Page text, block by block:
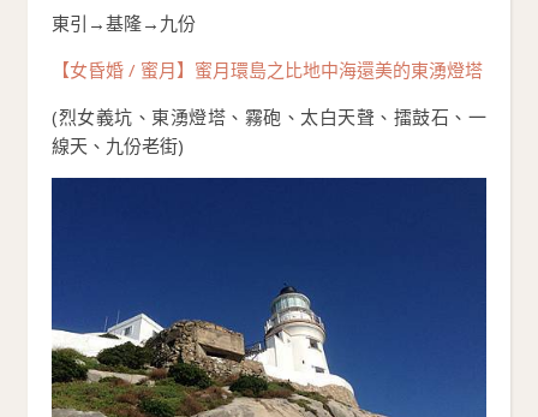
東引→基隆→九份
【女昏婚 / 蜜月】蜜月環島之比地中海還美的東湧燈塔
(烈女義坑、東湧燈塔、霧砲、太白天聲、擂鼓石、一
線天、九份老街)